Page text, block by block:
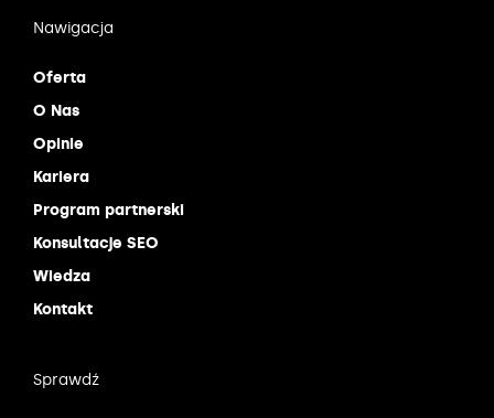
Nawigacja
Oferta
O Nas
Opinie
Kariera
Program partnerski
Konsultacje SEO
Wiedza
Kontakt
Sprawdź